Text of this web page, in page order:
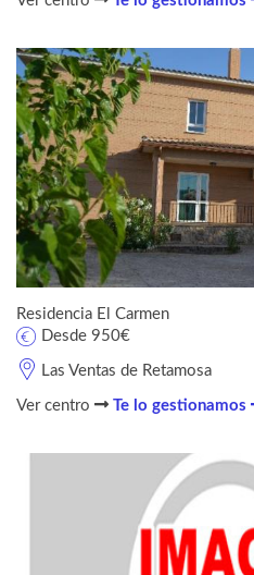
Residencia El Carmen
Las Ventas de Retamosa
Desde 950€
Ver centro Te lo gestionamos